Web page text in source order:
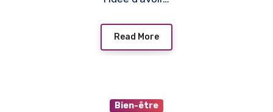
Read More
Bien-être